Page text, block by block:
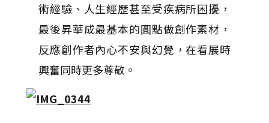
術經驗、人生經歷甚至受疾病所困擾，
最後昇華成最基本的圓點做創作素材，
反應創作者內心不安與幻覺，在看展時
興奮同時更多尊敬。